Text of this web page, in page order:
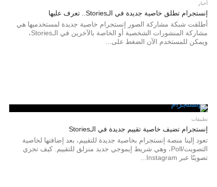
أخبار
إنستجرام تطلق خاصية جديدة في الـStories.. تعرف عليها
أطلقت شبكة مشاركة الصور إنستجرام خاصية جديدة لمستخدميها هي
مشاركة المنشورات الشخصية أو الخاصة بالآخرين في الـStories،
ويمكن للمستخدم الآن الضغط على...
تطبيقات
إنستجرام تضيف خاصية تقييم جديدة في الـStories
تعود إلينا منصة إنستجرام بخاصية جديدة للتقييم، بعد إضافتها لخاصية
التصويت/Poll، وهي شريط إيموجي جديد منزلق للتقييم. كيف تجري
تصويتًا عبر Instagram...